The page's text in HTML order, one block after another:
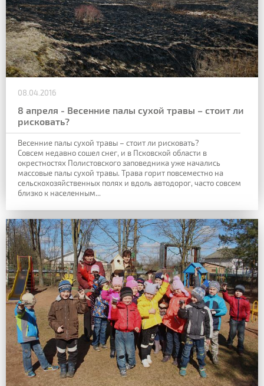
08.04.2016
8 апреля - Весенние палы сухой травы – стоит ли
рисковать?
Весенние палы сухой травы – стоит ли рисковать?
Совсем недавно сошел снег, и в Псковской области в
окрестностях Полистовского заповедника уже начались
массовые палы сухой травы. Трава горит повсеместно на
сельскохозяйственных полях и вдоль автодорог, часто совсем
близко к населенным...